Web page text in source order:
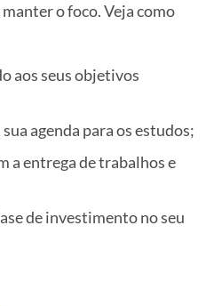
o foco. Veja como
aos seus objetivos
agenda para os estudos;
a entrega de trabalhos e
de investimento no seu